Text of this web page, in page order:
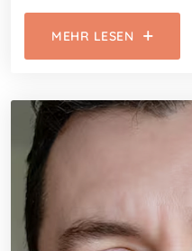
MEHR LESEN